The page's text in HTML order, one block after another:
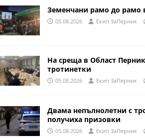
Земенчани рамо до рамо
05.08.2026 Eкип ЗаПерник
На среща в Област
тротинетки
05.08.2026 Eкип ЗаПерник
Двама непълнолетни с
получиха призовки
05.08.2026 Eкип ЗаПерник